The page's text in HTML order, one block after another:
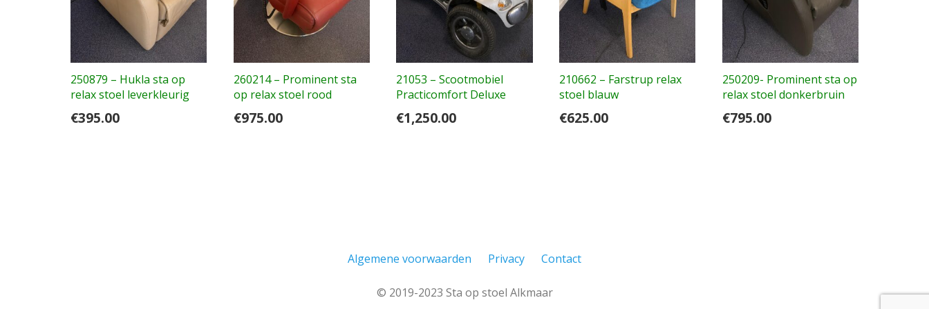
250879 – Hukla sta op
relax stoel leverkleurig
€395.00
260214 – Prominent sta
op relax stoel rood
€975.00
21053 – Scootmobiel
Practicomfort Deluxe
€1,250.00
210662 – Farstrup relax
stoel blauw
€625.00
250209- Prominent sta op
relax stoel donkerbruin
€795.00
Algemene voorwaarden Privacy Contact
© 2019-2023 Sta op stoel Alkmaar